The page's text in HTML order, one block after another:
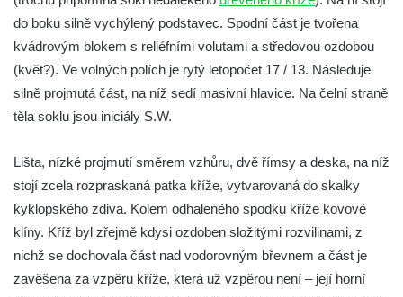
Kříž u brány na hřbitov ve Velešíně
Kříž na zahradě domu čp. 127 v Římově
Kříž u fary v Římově
Kříž u lípy Jana Gurreho v Římově
Boží muka u hřbitova v Římově
Kříž na návsi v Dolním Třeboníně
Kříž poblíž domu čp. 169 v Plavu
Kříž na návsi v Plavu
Boží muka v Plavu
Kříž u Obrázku severovýchodně od
do boku silně vychýlený podstavec. Spodní část je tvořena
kvádrovým blokem s reliéfními volutami a středovou ozdobou
(květ?). Ve volných polích je rytý letopočet 17 / 13. Následuje
silně projmutá část, na níž sedí masivní hlavice. Na čelní straně
těla soklu jsou iniciály S.W.
Lišta, nízké projmutí směrem vzhůru, dvě římsy a deska, na níž
stojí zcela rozpraskaná patka kříže, vytvarovaná do skalky
kyklopského zdiva. Kolem odhaleného spodku kříže kovové
klíny. Kříž byl zřejmě kdysi ozdoben složitými rozvilinami, z
nichž se dochovala část nad vodorovným břevnem a část je
zavěšena za vzpěru kříže, která už vzpěrou není – její horní